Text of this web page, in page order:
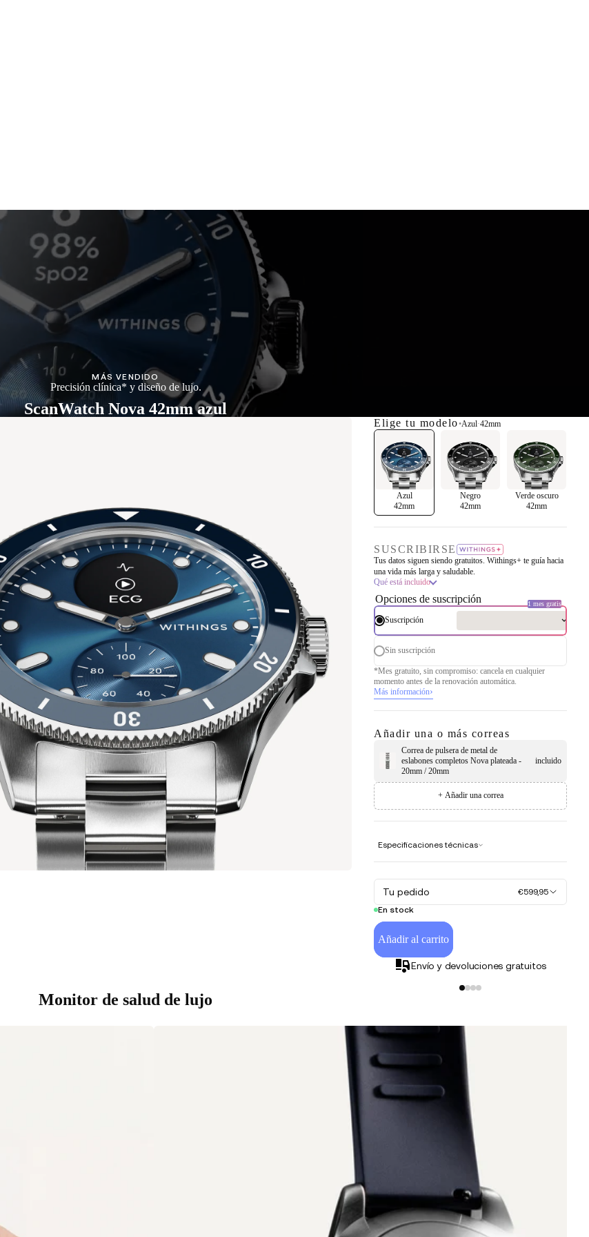
MÁS VENDIDO
Precisión clínica* y diseño de lujo.
ScanWatch Nova 42mm azul
Elige tu modelo•Azul·42mm
Azul
42mm
Negro
42mm
Verde oscuro
42mm
SUSCRIBIRSE
Tus datos siguen siendo gratuitos. Withings+ te guía hacia
una vida más larga y saludable.
Qué está incluido
Opciones de suscripción
Suscripción
1 mes gratis
Sin suscripción
*Mes gratuito, sin compromiso: cancela en cualquier
momento antes de la renovación automática.
Más información›
Añadir una o más correas
Correa de pulsera de metal de
eslabones completos Nova plateada -
20mm / 20mm
incluido
+ Añadir una correa
Especificaciones técnicas
Tu pedido
€599,95
En stock
Añadir al carrito
Envío y devoluciones gratuitos
Monitor de salud de lujo